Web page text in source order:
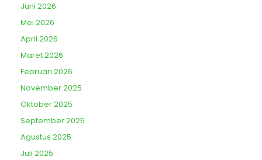
Juni 2026
Mei 2026
April 2026
Maret 2026
Februari 2026
November 2025
Oktober 2025
September 2025
Agustus 2025
Juli 2025